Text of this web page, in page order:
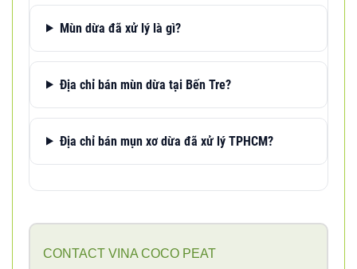
Mùn dừa đã xử lý là gì?
Địa chỉ bán mùn dừa tại Bến Tre?
Địa chỉ bán mụn xơ dừa đã xử lý TPHCM?
CONTACT VINA COCO PEAT